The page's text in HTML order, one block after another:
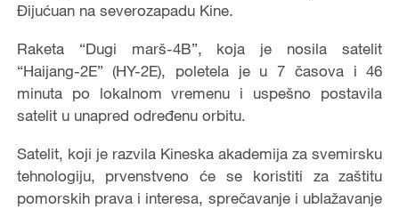
Đijućuan na severozapadu Kine.
Raketa “Dugi marš-4B”, koja je nosila satelit
“Haijang-2E” (HY-2E), poletela je u 7 časova i 46
minuta po lokalnom vremenu i uspešno postavila
satelit u unapred određenu orbitu.
Satelit, koji je razvila Kineska akademija za svemirsku
tehnologiju, prvenstveno će se koristiti za zaštitu
pomorskih prava i interesa, sprečavanje i ublažavanje